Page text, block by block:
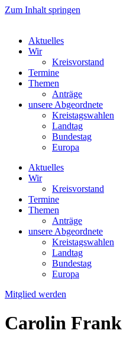
Zum Inhalt springen
Aktuelles
Wir
Kreisvorstand
Termine
Themen
Anträge
unsere Abgeordnete
Kreistagswahlen
Landtag
Bundestag
Europa
Aktuelles
Wir
Kreisvorstand
Termine
Themen
Anträge
unsere Abgeordnete
Kreistagswahlen
Landtag
Bundestag
Europa
Mitglied werden
Carolin Frank